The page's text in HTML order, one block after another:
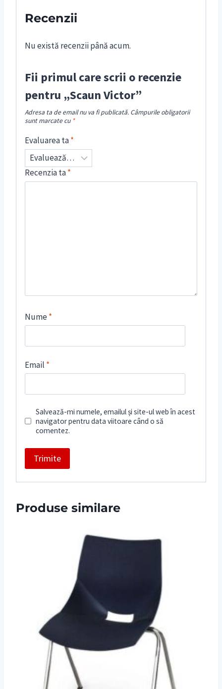
Recenzii
Nu există recenzii până acum.
Fii primul care scrii o recenzie
pentru „Scaun Victor”
Adresa ta de email nu va fi publicată. Câmpurile obligatorii
sunt marcate cu *
Evaluarea ta*
Recenzia ta*
Nume*
Email *
Salvează-mi numele, emailul și site-ul web în acest
navigator pentru data viitoare când o să
comentez.
Produse similare